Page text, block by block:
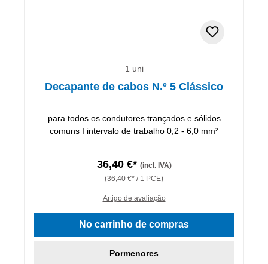
1 uni
Decapante de cabos N.º 5 Clássico
para todos os condutores trançados e sólidos
comuns I intervalo de trabalho 0,2 - 6,0 mm²
36,40 €* (incl. IVA)
(36,40 €* / 1 PCE)
Artigo de avaliação
No carrinho de compras
Pormenores